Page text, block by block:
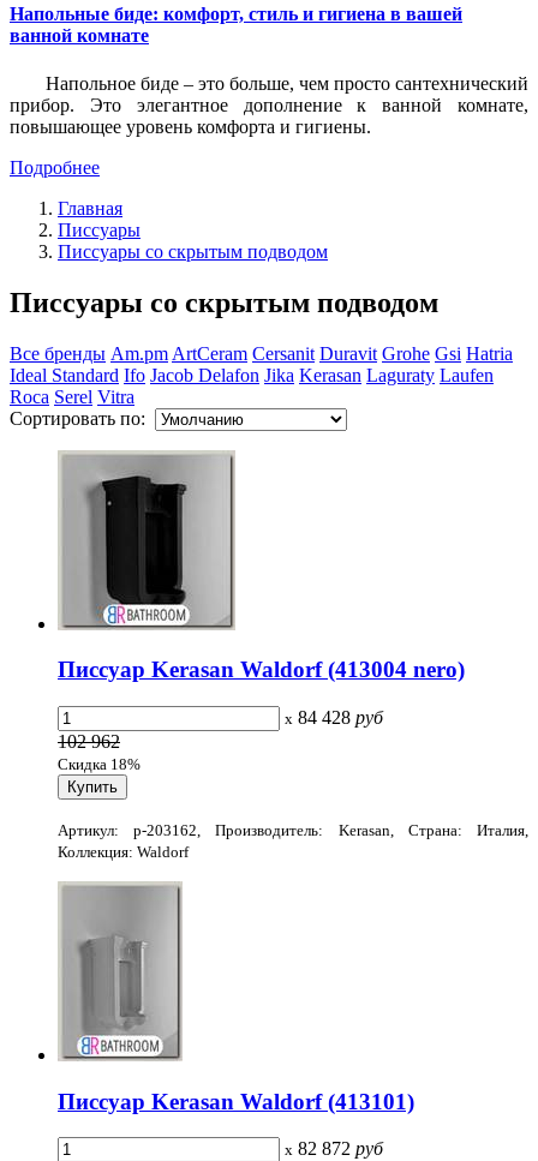
Напольные биде: комфорт, стиль и гигиена в вашей
ванной комнате
Напольное биде – это больше, чем просто сантехнический
прибор. Это элегантное дополнение к ванной комнате,
повышающее уровень комфорта и гигиены.
Подробнее
Главная
Писсуары
Писсуары со скрытым подводом
Писсуары со скрытым подводом
Все бренды Am.pm ArtCeram Cersanit Duravit Grohe Gsi Hatria
Ideal Standard Ifo Jacob Delafon Jika Kerasan Laguraty Laufen
Roca Serel Vitra
Сортировать по:
Писсуар Kerasan Waldorf (413004 nero)
x 84 428 руб
102 962
Скидка 18%
Артикул: p-203162, Производитель: Kerasan, Страна: Италия,
Коллекция: Waldorf
Писсуар Kerasan Waldorf (413101)
x 82 872 руб